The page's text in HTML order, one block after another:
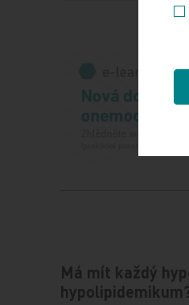
Má mít každý